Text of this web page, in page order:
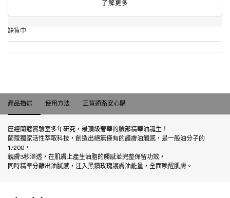
了解更多
缺貨中
產品描述
使用方法 正貨通路安心購
歷經蘭蔻實驗室多年研究，最頂級奢華的臉部精華油誕生！
蘭蔻獨家活性萃取科技，創造出絕無僅有的護膚油觸感，是一般油分子的
1/200，
親膚3秒滲透，在肌膚上產生油脂的觸感並完整保留功效，
同時精準分離出油膩感，注入黑鑽玫瑰護膚油能量，全面喚醒肌膚。